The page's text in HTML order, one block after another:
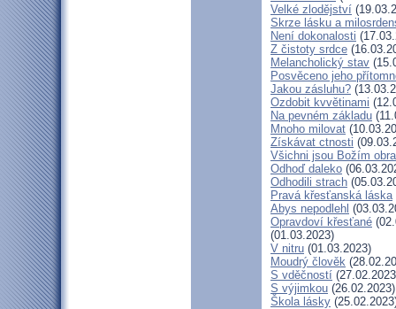
Velké zlodějství
Skrze lásku a
Není dokonalosti
Z čistoty srdce
Melancholický stav
Posvěceno jeho
Jakou zásluhu?
Ozdobit kvvětinami
Na pevném základu
Mnoho milovat
Získávat ctnosti
Všichni jsou Božím
Odhoď daleko
Odhodili strach
Pravá křesťanská láska
Abys nepodlehl
Opravdoví křesťané
(01.03.2023)
V nitru (01.03.2023)
Moudrý člověk
S vděčností
S výjimkou (26.02.2023)
Škola lásky